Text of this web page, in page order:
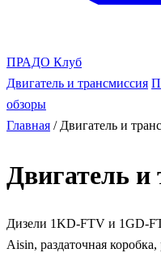
ПРАДО Клуб
Двигатель и трансмиссия
обзоры
Главная / Двигатель и
Двигатель и
Дизели 1KD-FTV и 1GD-
Aisin, раздаточная